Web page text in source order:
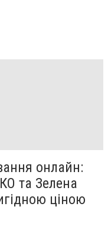
онлайн:
та Зелена
ціною